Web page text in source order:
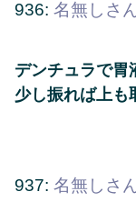
936: 名無しさ
デンチュラで胃
少し振れば上も
937: 名無しさ